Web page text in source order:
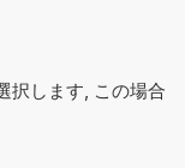
択します, この場合